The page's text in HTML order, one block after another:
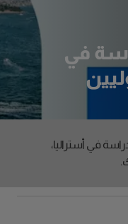
في
في أستراليا،